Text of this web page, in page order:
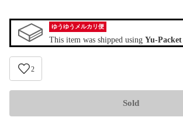
ゆうゆうメルカリ便
This item was shipped using Yu-
2
Sold